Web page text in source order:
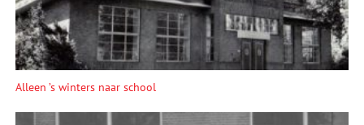
Alleen ’s winters naar school